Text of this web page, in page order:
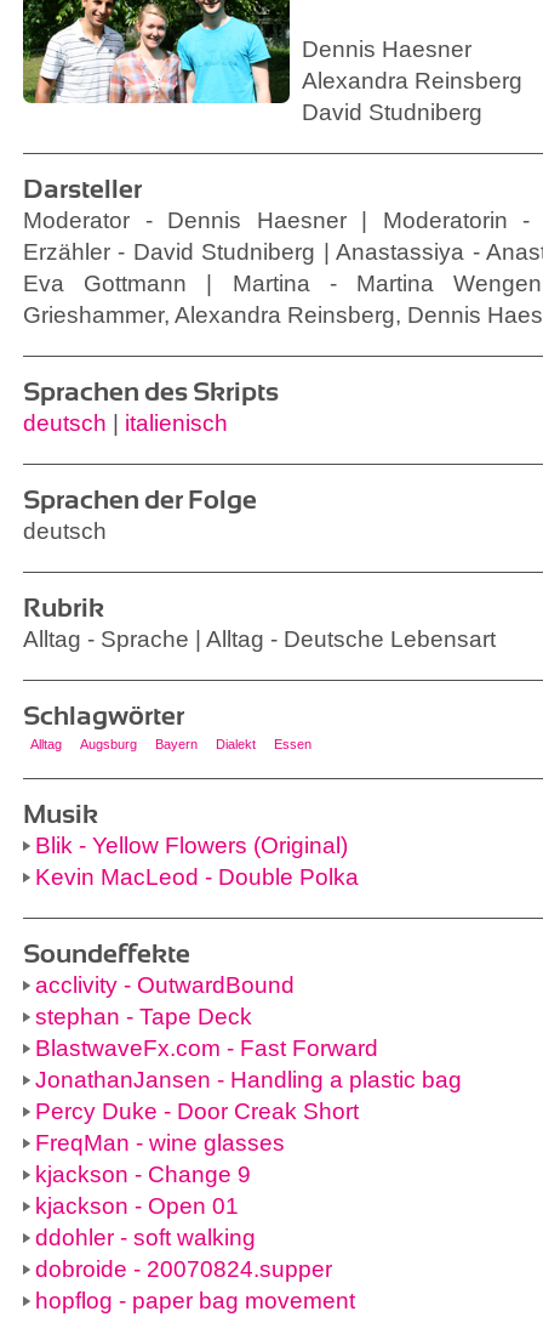
Dennis Haesner
Alexandra Reinsberg
David Studniberg
Darsteller
Moderator - Dennis Haesner | Moderatorin -
Erzähler - David Studniberg | Anastassiya -
Eva Gottmann | Martina - Martina
Grieshammer, Alexandra Reinsberg, Dennis
Sprachen des Skripts
deutsch italienisch
Sprachen der Folge
deutsch
Rubrik
Alltag - Sprache | Alltag - Deutsche Lebensart
Schlagwörter
Alltag Augsburg Bayern Dialekt Essen
Musik
Blik - Yellow Flowers (Original)
Kevin MacLeod - Double Polka
Soundeffekte
acclivity - OutwardBound
stephan - Tape Deck
BlastwaveFx.com - Fast Forward
JonathanJansen - Handling a plastic bag
Percy Duke - Door Creak Short
FreqMan - wine glasses
kjackson - Change 9
kjackson - Open 01
ddohler - soft walking
dobroide - 20070824.supper
hopflog - paper bag movement